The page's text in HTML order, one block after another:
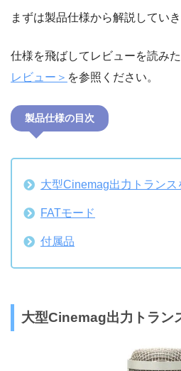
まずは製品仕様から解説していき
仕様を飛ばしてレビューを読み
レビュー＞ を参照ください。
製品仕様の目次
大型Cinemag出力トランス
FATモード
付属品
大型Cinemag出力トラン